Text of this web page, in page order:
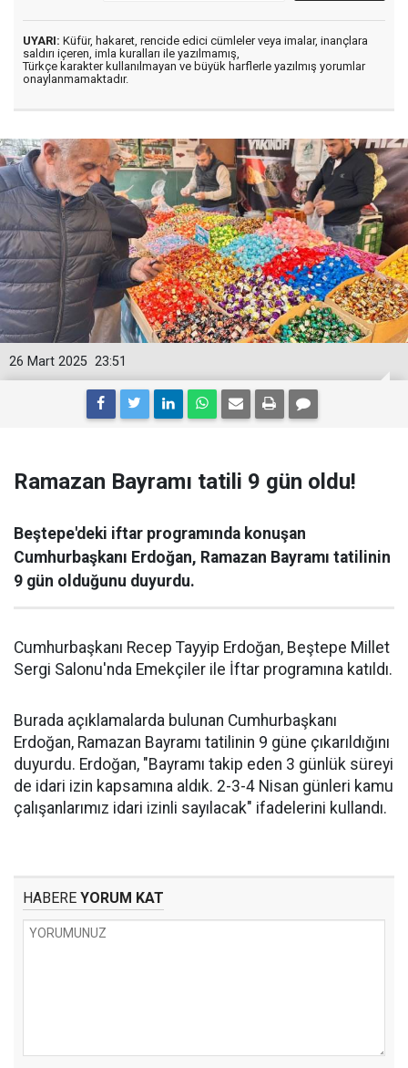
UYARI: Küfür, hakaret, rencide edici cümleler veya imalar, inançlara
saldırı içeren, imla kuralları ile yazılmamış,
Türkçe karakter kullanılmayan ve büyük harflerle yazılmış yorumlar
onaylanmamaktadır.
23:51
26 Mart 2025
Ramazan Bayramı tatili 9 gün oldu!
Beştepe'deki iftar programında konuşan
Cumhurbaşkanı Erdoğan, Ramazan Bayramı tatilinin
9 gün olduğunu duyurdu.
Cumhurbaşkanı Recep Tayyip Erdoğan, Beştepe Millet
Sergi Salonu'nda Emekçiler ile İftar programına katıldı.
Burada açıklamalarda bulunan Cumhurbaşkanı
Erdoğan, Ramazan Bayramı tatilinin 9 güne çıkarıldığını
duyurdu. Erdoğan, "Bayramı takip eden 3 günlük süreyi
de idari izin kapsamına aldık. 2-3-4 Nisan günleri kamu
çalışanlarımız idari izinli sayılacak" ifadelerini kullandı.
HABERE YORUM KAT